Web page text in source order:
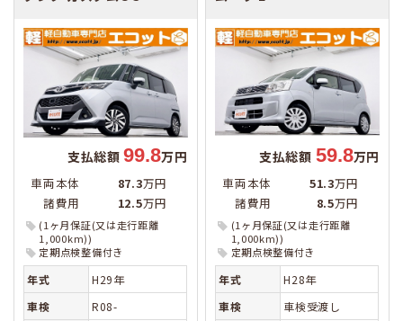
支払総額99.8万円
車両本体 87.3万円
諸費用
12.5万円
(1ヶ月保証(又は走行距離
1,000km))
定期点検整備付き
年式
H29年
車検
R08-
支払総額 59.8万円
車両本体 51.3万円
諸費用
8.5万円
(1ヶ月保証(又は走行距離
1,000km))
定期点検整備付き
年式
H28年
車検
車検受渡し